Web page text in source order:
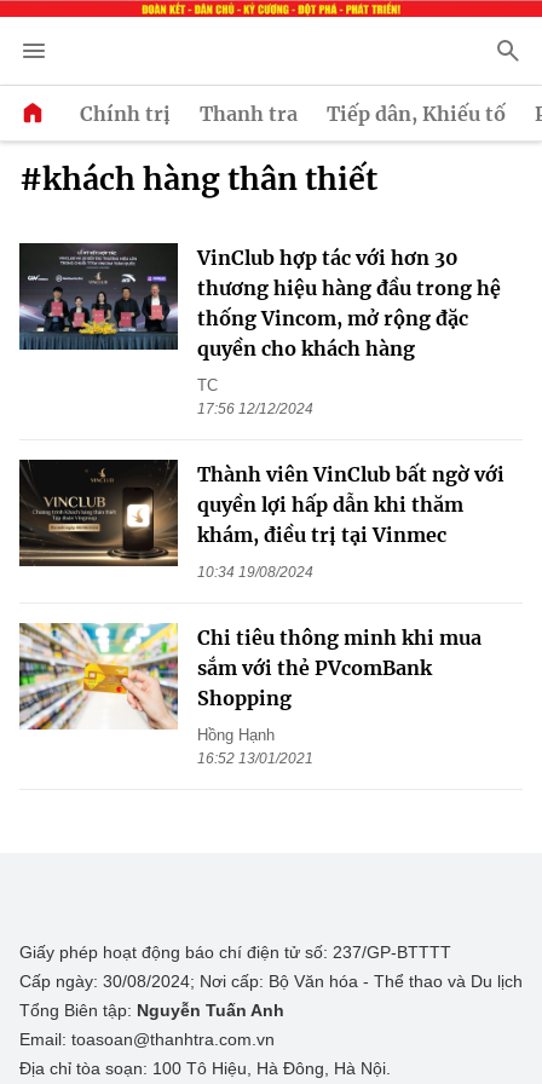
Chính trị Thanh tra Tiếp dân, Khiếu tố
#khách hàng thân thiết
VinClub hợp tác với hơn 30
thương hiệu hàng đầu trong hệ
thống Vincom, mở rộng đặc
quyền cho khách hàng
TC
17:56 12/12/2024
Thành viên VinClub bất ngờ với
quyền lợi hấp dẫn khi thăm
khám, điều trị tại Vinmec
10:34 19/08/2024
Chi tiêu thông minh khi mua
sắm với thẻ PVcomBank
Shopping
Hồng Hạnh
16:52 13/01/2021
Giấy phép hoạt động báo chí điện tử số: 237/GP-BTTTT
Cấp ngày: 30/08/2024; Nơi cấp: Bộ Văn hóa - Thể thao và Du lịch
Tổng Biên tập: Nguyễn Tuấn Anh
Email: toasoan@thanhtra.com.vn
Địa chỉ tòa soạn: 100 Tô Hiệu, Hà Đông, Hà Nội.